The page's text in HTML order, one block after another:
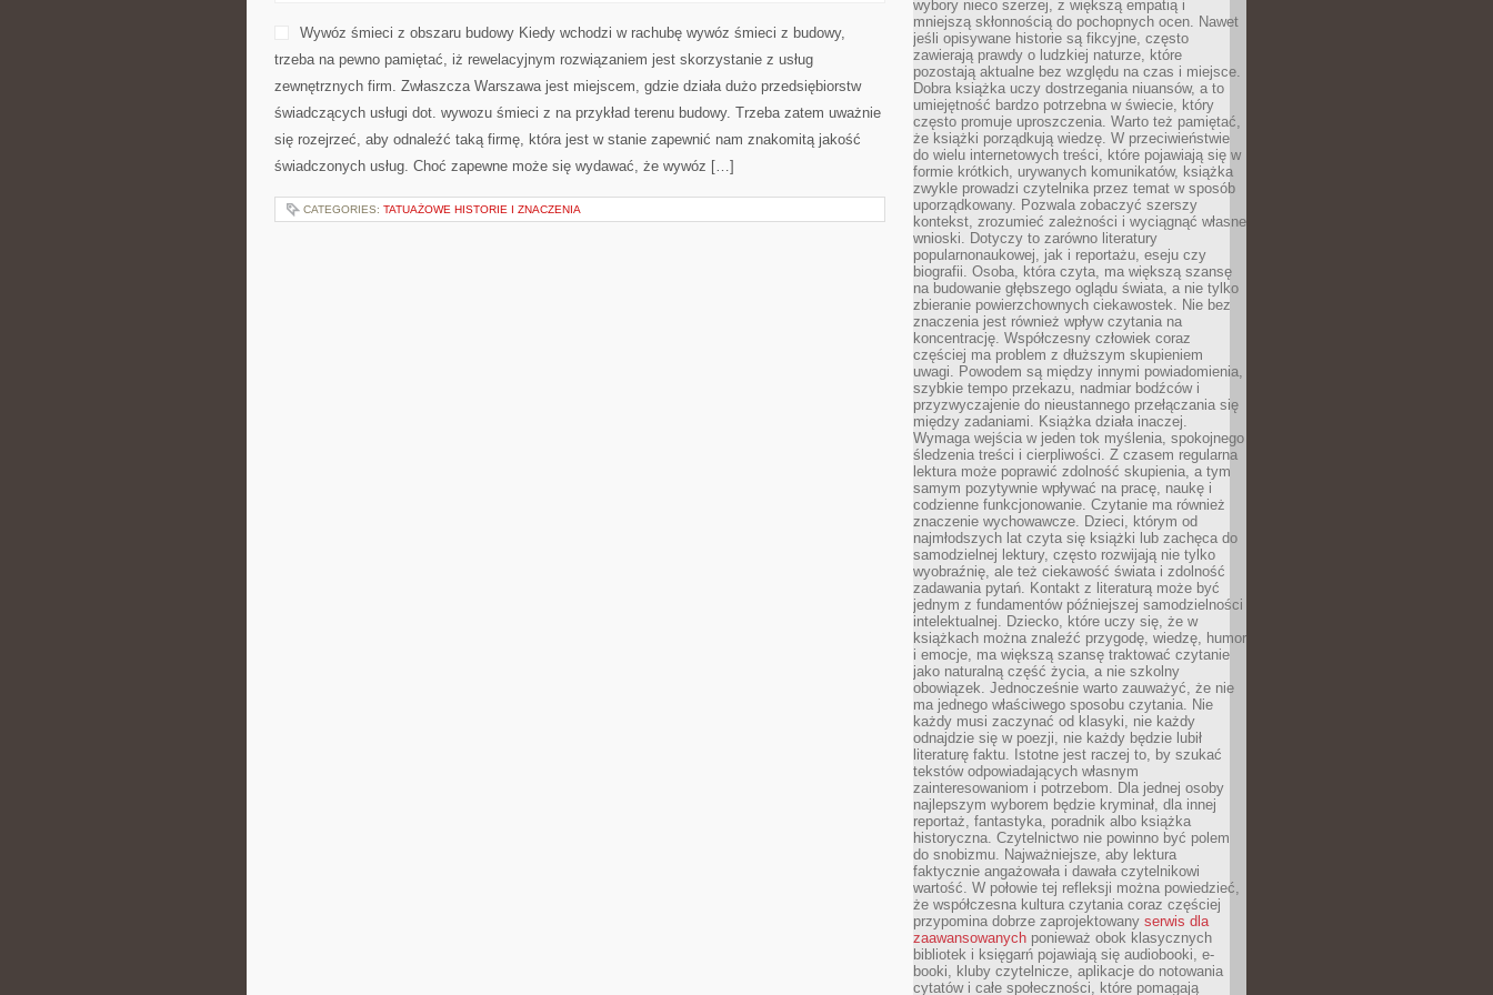
BUDOWY
BLOKÓW
Wywóz śmieci z obszaru budowy Kiedy wchodzi w rachubę wywóz śmieci z budowy,
trzeba na pewno pamiętać, iż rewelacyjnym rozwiązaniem jest skorzystanie z usług
zewnętrznych firm. Zwłaszcza Warszawa jest miejscem, gdzie działa dużo przedsiębiorstw
świadczących usługi dot. wywozu śmieci z na przykład terenu budowy. Trzeba zatem uważnie
się rozejrzeć, aby odnaleźć taką firmę, która jest w stanie zapewnić nam znakomitą jakość
świadczonych usług. Choć zapewne może się wydawać, że wywóz […]
CATEGORIES: TATUAŻOWE HISTORIE I ZNACZENIA
wybory nieco szerzej, z większą empatią i
mniejszą skłonnością do pochopnych ocen. Nawet
jeśli opisywane historie są fikcyjne, często
zawierają prawdy o ludzkiej naturze, które
pozostają aktualne bez względu na czas i miejsce.
Dobra książka uczy dostrzegania niuansów, a to
umiejętność bardzo potrzebna w świecie, który
często promuje uproszczenia. Warto też pamiętać,
że książki porządkują wiedzę. W przeciwieństwie
do wielu internetowych treści, które pojawiają się w
formie krótkich, urywanych komunikatów, książka
zwykle prowadzi czytelnika przez temat w sposób
uporządkowany. Pozwala zobaczyć szerszy
kontekst, zrozumieć zależności i wyciągnąć własne
wnioski. Dotyczy to zarówno literatury
popularnonaukowej, jak i reportażu, eseju czy
biografii. Osoba, która czyta, ma większą szansę
na budowanie głębszego oglądu świata, a nie tylko
zbieranie powierzchownych ciekawostek. Nie bez
znaczenia jest również wpływ czytania na
koncentrację. Współczesny człowiek coraz
częściej ma problem z dłuższym skupieniem
uwagi. Powodem są między innymi powiadomienia,
szybkie tempo przekazu, nadmiar bodźców i
przyzwyczajenie do nieustannego przełączania się
między zadaniami. Książka działa inaczej.
Wymaga wejścia w jeden tok myślenia, spokojnego
śledzenia treści i cierpliwości. Z czasem regularna
lektura może poprawić zdolność skupienia, a tym
samym pozytywnie wpływać na pracę, naukę i
codzienne funkcjonowanie. Czytanie ma również
znaczenie wychowawcze. Dzieci, którym od
najmłodszych lat czyta się książki lub zachęca do
samodzielnej lektury, często rozwijają nie tylko
wyobraźnię, ale też ciekawość świata i zdolność
zadawania pytań. Kontakt z literaturą może być
jednym z fundamentów późniejszej samodzielności
intelektualnej. Dziecko, które uczy się, że w
książkach można znaleźć przygodę, wiedzę, humor
i emocje, ma większą szansę traktować czytanie
jako naturalną część życia, a nie szkolny
obowiązek. Jednocześnie warto zauważyć, że nie
ma jednego właściwego sposobu czytania. Nie
każdy musi zaczynać od klasyki, nie każdy
odnajdzie się w poezji, nie każdy będzie lubił
literaturę faktu. Istotne jest raczej to, by szukać
tekstów odpowiadających własnym
zainteresowaniom i potrzebom. Dla jednej osoby
najlepszym wyborem będzie kryminał, dla innej
reportaż, fantastyka, poradnik albo książka
historyczna. Czytelnictwo nie powinno być polem
do snobizmu. Najważniejsze, aby lektura
faktycznie angażowała i dawała czytelnikowi
wartość. W połowie tej refleksji można powiedzieć,
że współczesna kultura czytania coraz częściej
przypomina dobrze zaprojektowany serwis dla
zaawansowanych ponieważ obok klasycznych
bibliotek i księgarń pojawiają się audiobooki, e-
booki, kluby czytelnicze, aplikacje do notowania
cytatów i całe społeczności, które pomagają